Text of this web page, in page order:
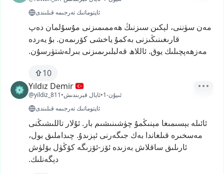
ئاپتوماتىك تەرجىمە قىلىندى
مەن سۈننى، لېكىن سىزنىڭ ھەممىمىزنى مۇسۇلمان دەپ
قارىغىنىڭىزنى بەكمۇ ياخشى كۆرىمەن. بۇ يەردە
مەزھەپچىلىك يوق. ئاللاھ قەلبلىرىمىزنى بىرلەشتۈرسۇن.
10
Yıldız Demir
@yildiz_811•ئايال قېرىندىش•
1-ئىيۇن
ئاپتوماتىك تەرجىمە قىلىندى
ئائىلە بېسىمىغا مېنىڭمۇ چۈشىنىشىم بار. ئۇلار تاللىشىڭنى
مەسخىرە قىلغاندا بەك جىگەرنى ئېزىدۇ. چىداملىق بول،
ئارىلىق ساقلاش بەزىدە ئۆز-ئۆزىگە كۆڭۈل بۆلۈش
دېگەنلىك.